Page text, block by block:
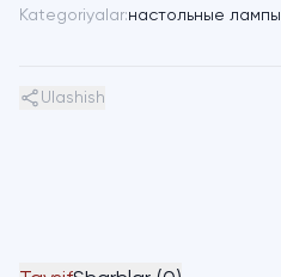
Kategoriyalar:настольные лампы
Ulashish